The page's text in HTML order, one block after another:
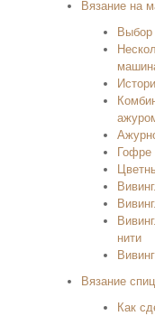
Вязание на
Гофре
нити
Вязание
Как